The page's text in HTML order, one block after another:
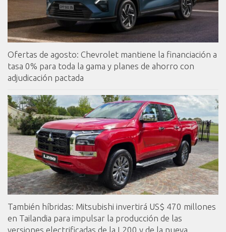
Ofertas de agosto: Chevrolet mantiene la financiación a
tasa 0% para toda la gama y planes de ahorro con
adjudicación pactada
También híbridas: Mitsubishi invertirá US$ 470 millones
en Tailandia para impulsar la producción de las
versiones electrificadas de la L200 y de la nueva